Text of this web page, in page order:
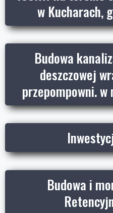
w Kucharach,
Budowa
deszczowej
przepompowni. w
Budowa i